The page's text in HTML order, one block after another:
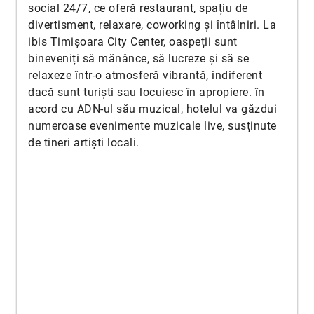
social 24/7, ce oferă restaurant, spațiu de
divertisment, relaxare, coworking și întâlniri. La
ibis Timișoara City Center, oaspeții sunt
bineveniți să mănânce, să lucreze și să se
relaxeze într-o atmosferă vibrantă, indiferent
dacă sunt turiști sau locuiesc în apropiere. în
acord cu ADN-ul său muzical, hotelul va găzdui
numeroase evenimente muzicale live, susținute
de tineri artiști locali.